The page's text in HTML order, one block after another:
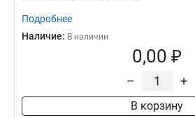
Подробнее
Наличие: В наличии
0,00 ₽
– +
В корзину